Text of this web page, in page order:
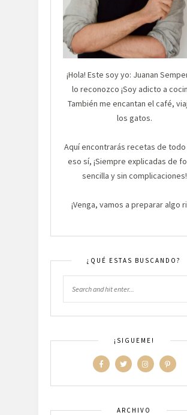
¡Hola! Este soy yo: Juanan
lo reconozco ¡Soy adicto a
También me encantan el café,
los gatos.
Aquí encontrarás recetas de
eso sí, ¡Siempre explicadas de
sencilla y sin complicaciones!
¡Venga, vamos a preparar algo
¿QUÉ ESTAS BUSCANDO?
¡SIGUEME!
ARCHIVO